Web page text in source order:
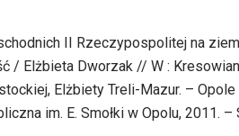
II Rzeczypospolitej na
/ Elżbieta Dworzak // W :
Elżbiety Treli-Mazur. –
im. E. Smołki w Opolu, 2011. –